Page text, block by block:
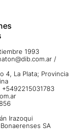
1993
/
4, La Plata; Provincia
Irazoqui
SA